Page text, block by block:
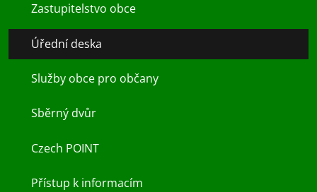
Zastupitelstvo obce
Úřední deska
Služby obce pro občany
Sběrný dvůr
Czech POINT
Přístup k informacím